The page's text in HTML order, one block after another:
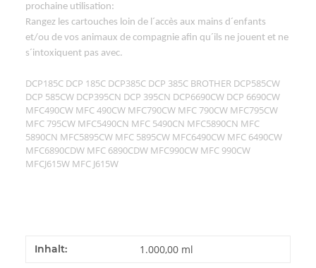
prochaine utilisation:
Rangez les cartouches loin de l´accès aux mains d´enfants
et/ou de vos animaux de compagnie afin qu´ils ne jouent et ne
s´intoxiquent pas avec.
DCP185C DCP 185C DCP385C DCP 385C BROTHER DCP585CW
DCP 585CW DCP395CN DCP 395CN DCP6690CW DCP 6690CW
MFC490CW MFC 490CW MFC790CW MFC 790CW MFC795CW
MFC 795CW MFC5490CN MFC 5490CN MFC5890CN MFC
5890CN MFC5895CW MFC 5895CW MFC6490CW MFC 6490CW
MFC6890CDW MFC 6890CDW MFC990CW MFC 990CW
MFCJ615W MFC J615W
Inhalt: 1.000,00 ml